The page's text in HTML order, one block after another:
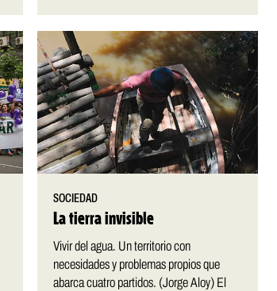
SOCIEDAD
La tierra invisible
Vivir del agua. Un territorio con
necesidades y problemas propios que
abarca cuatro partidos. (Jorge Aloy) El